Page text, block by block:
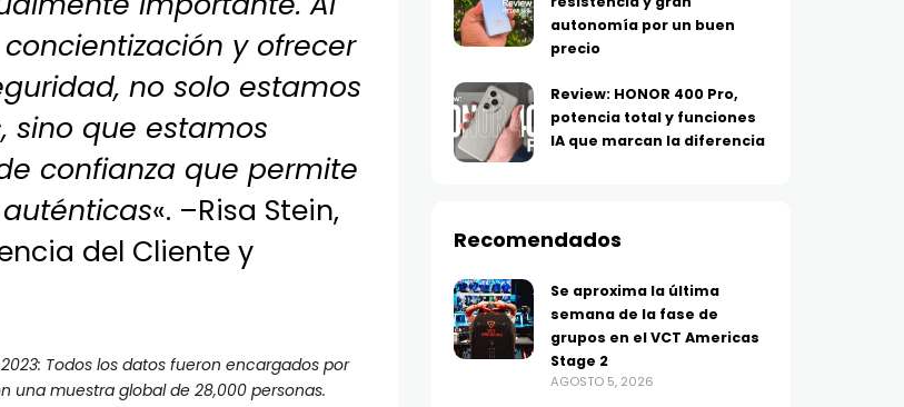
y ofrecer
no solo estamos
sino que estamos
confianza que permite
«. –Risa Stein,
del Cliente y
Todos los datos fueron encargados por
una muestra global de 28,000 personas.
autonomía por un buen
precio
Review: HONOR 400 Pro,
potencia total y funciones
IA que marcan la diferencia
Recomendados
Se aproxima la última
semana de la fase de
grupos en el VCT Americas
Stage 2
AGOSTO 5, 2026